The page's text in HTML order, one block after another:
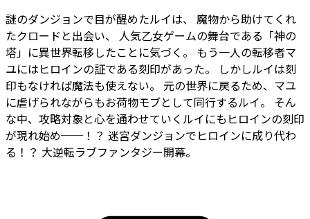
謎のダンジョンで目が醒めたルイは、 魔物から助けてくれ
たクロードと出会い、 人気乙女ゲームの舞台である「神の
塔」に異世界転移したことに気づく。 もう一人の転移者マ
ユにはヒロインの証である刻印があった。 しかしルイは刻
印もなければ魔法も使えない。 元の世界に戻るため、マユ
に虐げられながらもお荷物モブとして同行するルイ。 そん
な中、攻略対象と心を通わせていくルイにもヒロインの刻印
が現れ始め──！？ 迷宮ダンジョンでヒロインに成り代わ
る！？ 大逆転ラブファンタジー開幕。